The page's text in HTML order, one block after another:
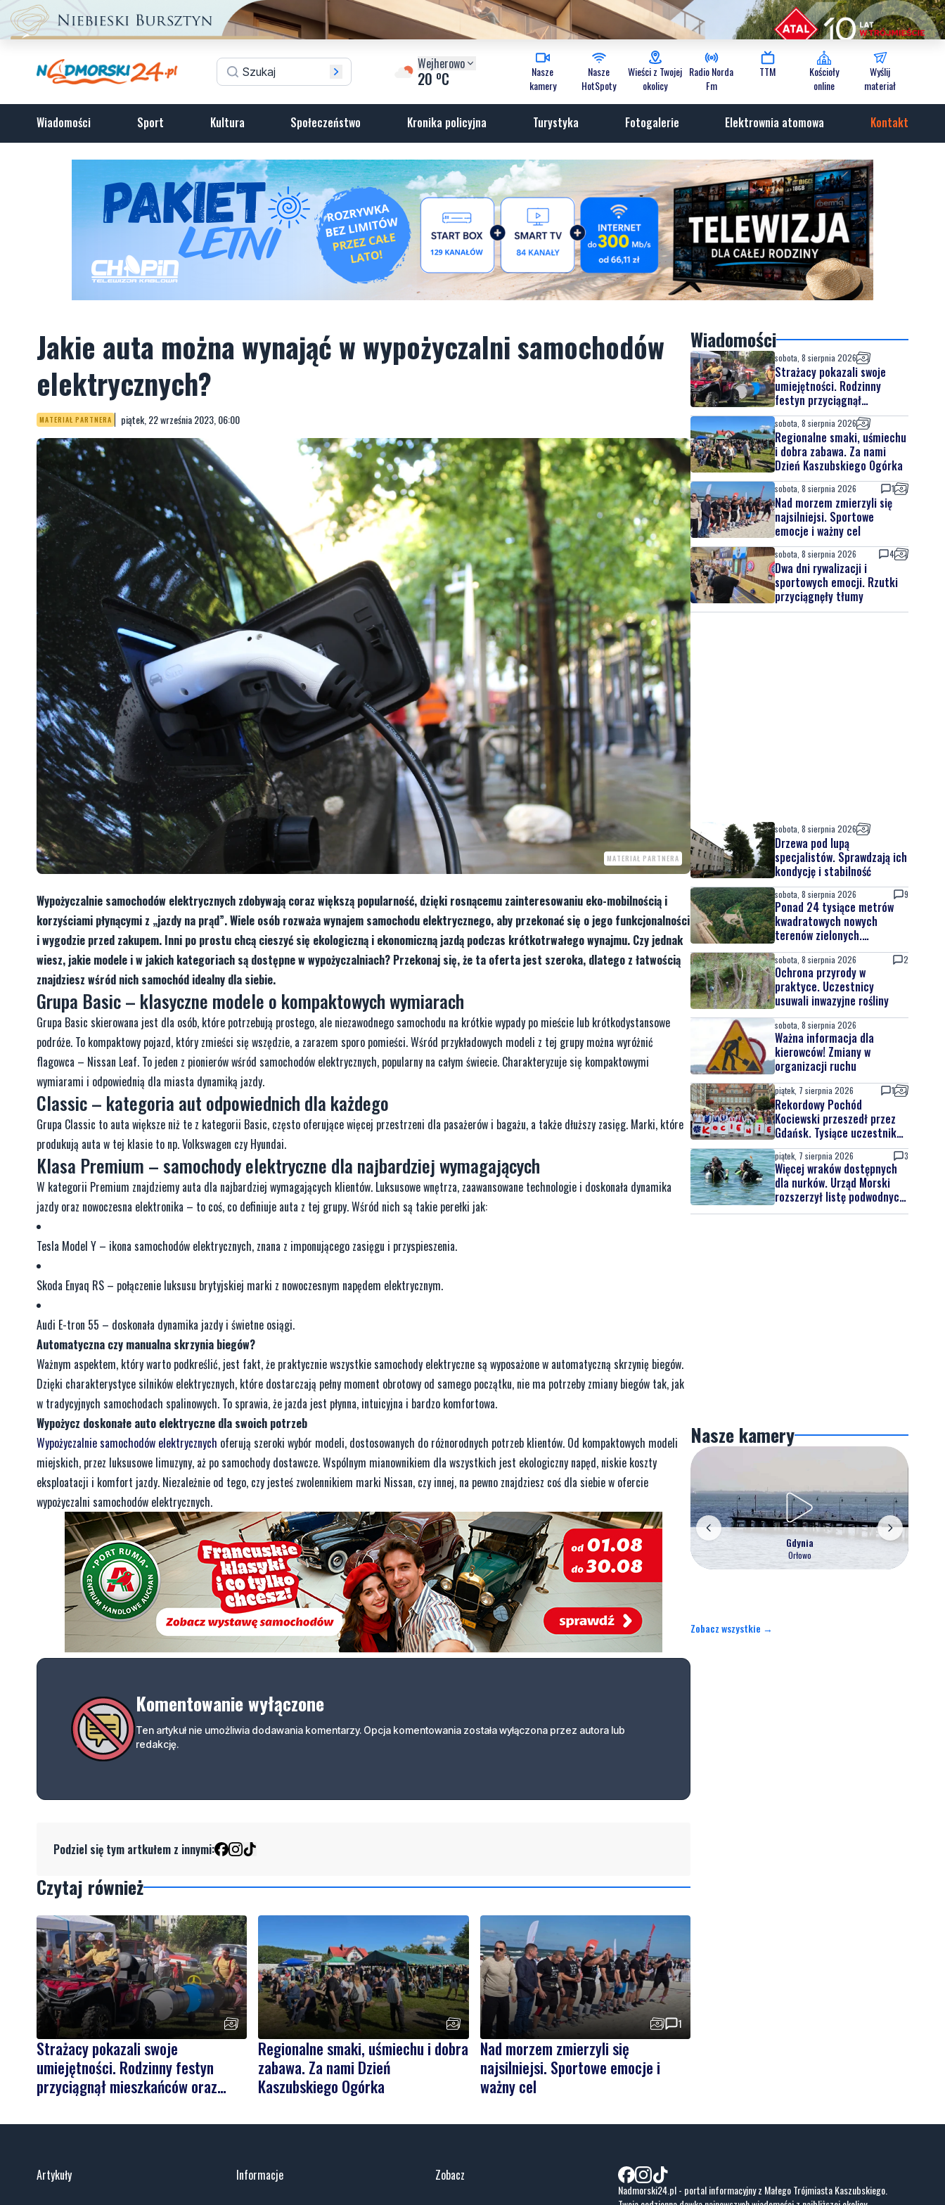
Wejherowo
20 oC
Nasze
kamery
Nasze
HotSpoty
Wieści z Twojej
okolicy
Radio Norda
Fm
TTM
Kościoły
online
Wyślij
materiał
Wiadomości Sport Kultura Społeczeństwo Kronika policyjna Turystyka Fotogalerie Elektrownia atomowa Kontakt
Jakie auta można wynająć w wypożyczalni samochodów
elektrycznych?
MATERIAŁ PARTNERA piątek, 22 września 2023, 06:00
MATERIAŁ PARTNERA
Wypożyczalnie samochodów elektrycznych zdobywają coraz większą popularność, dzięki rosnącemu zainteresowaniu eko-mobilnością i
korzyściami płynącymi z „jazdy na prąd”. Wiele osób rozważa wynajem samochodu elektrycznego, aby przekonać się o jego funkcjonalności
i wygodzie przed zakupem. Inni po prostu chcą cieszyć się ekologiczną i ekonomiczną jazdą podczas krótkotrwałego wynajmu. Czy jednak
wiesz, jakie modele i w jakich kategoriach są dostępne w wypożyczalniach? Przekonaj się, że ta oferta jest szeroka, dlatego z łatwością
znajdziesz wśród nich samochód idealny dla siebie.
Grupa Basic – klasyczne modele o kompaktowych wymiarach
Grupa Basic skierowana jest dla osób, które potrzebują prostego, ale niezawodnego samochodu na krótkie wypady po mieście lub krótkodystansowe
podróże. To kompaktowy pojazd, który zmieści się wszędzie, a zarazem sporo pomieści. Wśród przykładowych modeli z tej grupy można wyróżnić
flagowca – Nissan Leaf. To jeden z pionierów wśród samochodów elektrycznych, popularny na całym świecie. Charakteryzuje się kompaktowymi
wymiarami i odpowiednią dla miasta dynamiką jazdy.
Classic – kategoria aut odpowiednich dla każdego
Grupa Classic to auta większe niż te z kategorii Basic, często oferujące więcej przestrzeni dla pasażerów i bagażu, a także dłuższy zasięg. Marki, które
produkują auta w tej klasie to np. Volkswagen czy Hyundai.
Klasa Premium – samochody elektryczne dla najbardziej wymagających
W kategorii Premium znajdziemy auta dla najbardziej wymagających klientów. Luksusowe wnętrza, zaawansowane technologie i doskonała dynamika
jazdy oraz nowoczesna elektronika – to coś, co definiuje auta z tej grupy. Wśród nich są takie perełki jak:
Tesla Model Y – ikona samochodów elektrycznych, znana z imponującego zasięgu i przyspieszenia.
Skoda Enyaq RS – połączenie luksusu brytyjskiej marki z nowoczesnym napędem elektrycznym.
Audi E-tron 55 – doskonała dynamika jazdy i świetne osiągi.
Automatyczna czy manualna skrzynia biegów?
Ważnym aspektem, który warto podkreślić, jest fakt, że praktycznie wszystkie samochody elektryczne są wyposażone w automatyczną skrzynię biegów.
Dzięki charakterystyce silników elektrycznych, które dostarczają pełny moment obrotowy od samego początku, nie ma potrzeby zmiany biegów tak, jak
w tradycyjnych samochodach spalinowych. To sprawia, że jazda jest płynna, intuicyjna i bardzo komfortowa.
Wypożycz doskonałe auto elektryczne dla swoich potrzeb
Wypożyczalnie samochodów elektrycznych oferują szeroki wybór modeli, dostosowanych do różnorodnych potrzeb klientów. Od kompaktowych modeli
miejskich, przez luksusowe limuzyny, aż po samochody dostawcze. Wspólnym mianownikiem dla wszystkich jest ekologiczny napęd, niskie koszty
eksploatacji i komfort jazdy. Niezależnie od tego, czy jesteś zwolennikiem marki Nissan, czy innej, na pewno znajdziesz coś dla siebie w ofercie
wypożyczalni samochodów elektrycznych.
Komentowanie wyłączone
Ten artykuł nie umożliwia dodawania komentarzy. Opcja komentowania została wyłączona przez autora lub
redakcję.
Podziel się tym artkułem z innymi:
Czytaj również
Strażacy pokazali swoje
umiejętności. Rodzinny festyn
przyciągnął mieszkańców oraz
Regionalne smaki, uśmiechu i dobra
zabawa. Za nami Dzień
Kaszubskiego Ogórka
1
Nad morzem zmierzyli się
najsilniejsi. Sportowe emocje i
ważny cel
Wiadomości
sobota, 8 sierpnia 2026
Strażacy pokazali swoje
umiejętności. Rodzinny
festyn przyciągnął
mieszkańców oraz gości
sobota, 8 sierpnia 2026
Regionalne smaki, uśmiechu
i dobra zabawa. Za nami
Dzień Kaszubskiego Ogórka
sobota, 8 sierpnia 2026 1
Nad morzem zmierzyli się
najsilniejsi. Sportowe
emocje i ważny cel
sobota, 8 sierpnia 2026 4
Dwa dni rywalizacji i
sportowych emocji. Rzutki
przyciągnęły tłumy
sobota, 8 sierpnia 2026
Drzewa pod lupą
specjalistów. Sprawdzają ich
kondycję i stabilność
sobota, 8 sierpnia 2026 9
Ponad 24 tysiące metrów
kwadratowych nowych
terenów zielonych.
Powstanie nowa przestrzeń
do wypoczynku
sobota, 8 sierpnia 2026 2
Ochrona przyrody w
praktyce. Uczestnicy
usuwali inwazyjne rośliny
sobota, 8 sierpnia 2026
Ważna informacja dla
kierowców! Zmiany w
organizacji ruchu
piątek, 7 sierpnia 2026 1
Rekordowy Pochód
Kociewski przeszedł przez
Gdańsk. Tysiące uczestników
na jubileuszowej edycji
piątek, 7 sierpnia 2026 3
Więcej wraków dostępnych
dla nurków. Urząd Morski
rozszerzył listę podwodnych
atrakcji
Nasze kamery
Gdynia
Orłowo
Zobacz wszystkie →
Artykuły Informacje Zobacz
Nadmorski24.pl - portal informacyjny z Małego Trójmiasta Kaszubskiego.